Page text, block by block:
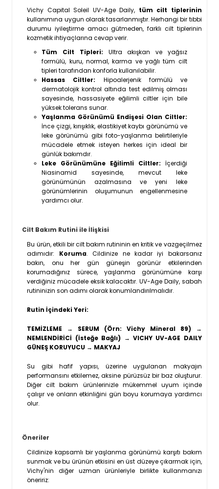
Vichy Capital Soleil UV-Age Daily, tüm cilt tiplerinin
kullanımına uygun olarak tasarlanmıştır. Herhangi bir tıbbi
durumu iyileştirme amacı gütmeden, farklı cilt tiplerinin
kozmetik ihtiyaçlarına cevap verir.
Tüm Cilt Tipleri: Ultra akışkan ve yağsız
formülü, kuru, normal, karma ve yağlı tüm cilt
tipleri tarafından konforla kullanılabilir.
Hassas Ciltler: Hipoalerjenik formülü ve
dermatolojik kontrol altında test edilmiş olması
sayesinde, hassasiyete eğilimli ciltler için bile
yüksek tolerans sunar.
Yaşlanma Görünümü Endişesi Olan Ciltler:
İnce çizgi, kırışıklık, elastikiyet kaybı görünümü ve
leke görünümü gibi foto-yaşlanma belirtileriyle
mücadele etmek isteyen herkes için ideal bir
günlük bakımdır.
Leke Görünümüne Eğilimli Ciltler: İçerdiği
Niasinamid sayesinde, mevcut leke
görünümünün azalmasına ve yeni leke
görünümlerinin oluşumunun engellenmesine
yardımcı olur.
Cilt Bakım Rutini ile İlişkisi
Bu ürün, etkili bir cilt bakım rutininin en kritik ve vazgeçilmez
adımıdır: Koruma. Cildinize ne kadar iyi bakarsanız
bakın, onu her gün güneşin görünür etkilerinden
korumadığınız sürece, yaşlanma görünümüne karşı
verdiğiniz mücadele eksik kalacaktır. UV-Age Daily, sabah
rutininizin son adımı olarak konumlandırılmalıdır.
Rutin İçindeki Yeri:
TEMİZLEME → SERUM (Örn: Vichy Mineral 89) →
NEMLENDİRİCİ (İsteğe Bağlı) → VICHY UV-AGE DAILY
GÜNEŞ KORUYUCU → MAKYAJ
Su gibi hafif yapısı, üzerine uygulanan makyajın
performansını etkilemez, aksine pürüzsüz bir baz oluşturur.
Diğer cilt bakım ürünlerinizle mükemmel uyum içinde
çalışır ve onların etkinliğini gün boyu korumaya yardımcı
olur.
Öneriler
Cildinize kapsamlı bir yaşlanma görünümü karşıtı bakım
sunmak ve bu ürünün etkisini en üst düzeye çıkarmak için,
Vichy'nin diğer uzman ürünleriyle birlikte kullanmanızı
öneririz: